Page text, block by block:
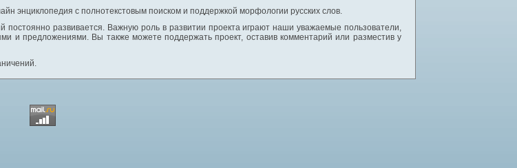
энциклопедия с полнотекстовым поиском и поддержкой морфологии русских слов.
постоянно развивается. Важную роль в развитии проекта играют наши уважаемые пользователи,
и предложениями. Вы также можете поддержать проект, оставив комментарий или разместив у